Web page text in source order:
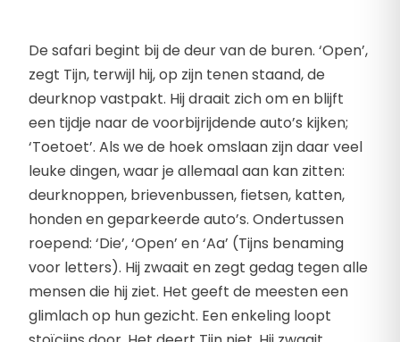
De safari begint bij de deur van de buren. ‘Open’,
zegt Tijn, terwijl hij, op zijn tenen staand, de
deurknop vastpakt. Hij draait zich om en blijft
een tijdje naar de voorbijrijdende auto’s kijken;
‘Toetoet’. Als we de hoek omslaan zijn daar veel
leuke dingen, waar je allemaal aan kan zitten:
deurknoppen, brievenbussen, fietsen, katten,
honden en geparkeerde auto’s. Ondertussen
roepend: ‘Die’, ‘Open’ en ‘Aa’ (Tijns benaming
voor letters). Hij zwaait en zegt gedag tegen alle
mensen die hij ziet. Het geeft de meesten een
glimlach op hun gezicht. Een enkeling loopt